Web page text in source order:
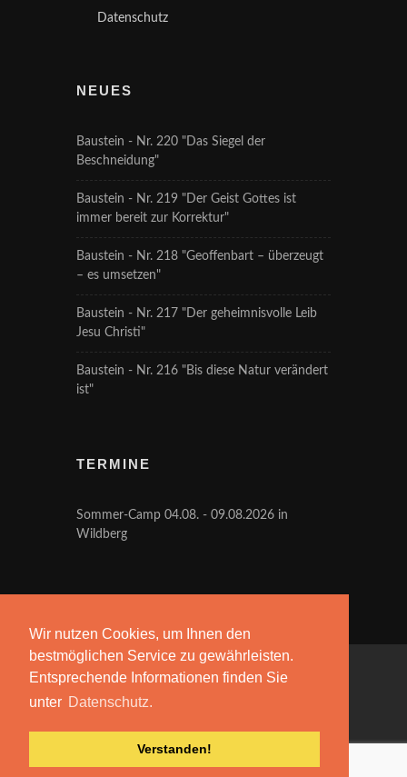
Wir nutzen Cookies, um Ihnen den
bestmöglichen Service zu gewährleisten.
Entsprechende Informationen finden Sie
unter Datenschutz.
Verstanden!
Datenschutz
NEUES
Baustein - Nr. 220 "Das Siegel der
Beschneidung"
Baustein - Nr. 219 "Der Geist Gottes ist
immer bereit zur Korrektur"
Baustein - Nr. 218 "Geoffenbart – überzeugt
– es umsetzen"
Baustein - Nr. 217 "Der geheimnisvolle Leib
Jesu Christi"
Baustein - Nr. 216 "Bis diese Natur verändert
ist"
TERMINE
Sommer-Camp 04.08. - 09.08.2026 in
Wildberg